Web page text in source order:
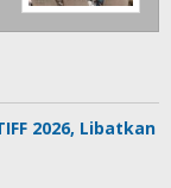
2026, Libatkan